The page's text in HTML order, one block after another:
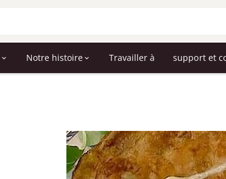
Notre histoire Travailler à support et